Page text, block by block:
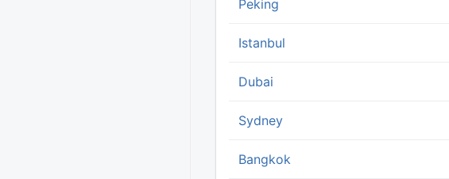
Peking
Istanbul
Dubai
Sydney
Bangkok